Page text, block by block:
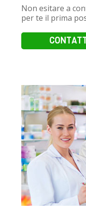
Non esitare a
per te il prima